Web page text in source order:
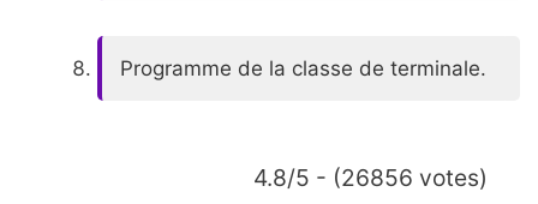
Programme de la classe de terminale.
4.8/5 - (26856 votes)